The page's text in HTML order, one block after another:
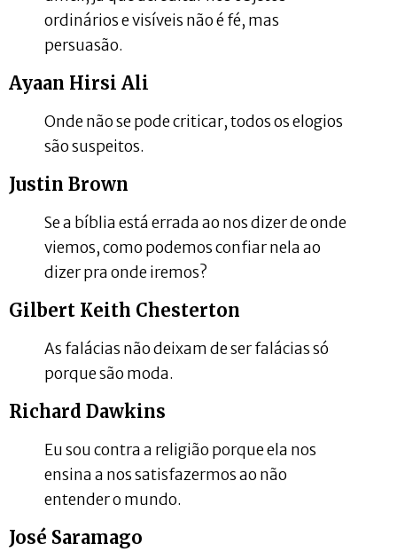
ordinários e visíveis não é fé, mas
persuasão.
Ayaan Hirsi Ali
Onde não se pode criticar, todos os elogios
são suspeitos.
Justin Brown
Se a bíblia está errada ao nos dizer de onde
viemos, como podemos confiar nela ao
dizer pra onde iremos?
Gilbert Keith Chesterton
As falácias não deixam de ser falácias só
porque são moda.
Richard Dawkins
Eu sou contra a religião porque ela nos
ensina a nos satisfazermos ao não
entender o mundo.
José Saramago